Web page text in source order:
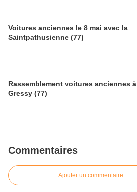
Voitures anciennes le 8 mai avec la
Saintpathusienne (77)
Rassemblement voitures anciennes à
Gressy (77)
Commentaires
Ajouter un commentaire